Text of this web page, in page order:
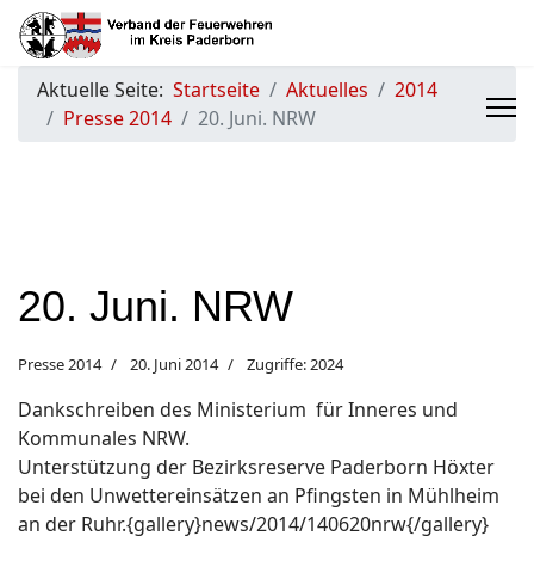
Aktuelle Seite: Startseite Aktuelles
2014
Presse 2014
20. Juni. NRW
20. Juni. NRW
Presse 2014 20. Juni 2014 Zugriffe: 2024
Dankschreiben des Ministerium für Inneres und
Kommunales NRW.
Unterstützung der Bezirksreserve Paderborn Höxter
bei den Unwettereinsätzen an Pfingsten in Mühlheim
an der Ruhr.{gallery}news/2014/140620nrw{/gallery}